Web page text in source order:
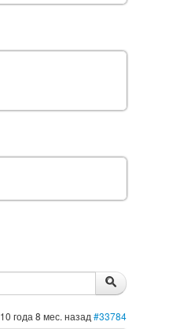
10 года 8 мес. назад #33784